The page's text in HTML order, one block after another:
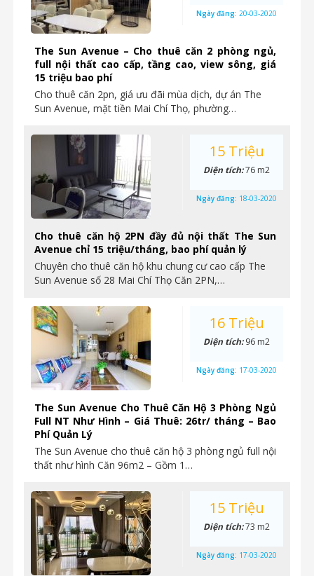
The Sun Avenue – Cho thuê căn 2 phòng ngủ,
full nội thất cao cấp, tầng cao, view sông, giá
15 triệu bao phí
Cho thuê căn 2pn, giá ưu đãi mùa dịch, dự án The
Sun Avenue, mặt tiền Mai Chí Thọ, phường…
Ngày đăng: 20-03-2020
Cho thuê căn hộ 2PN đầy đủ nội thất The Sun
Avenue chỉ 15 triệu/tháng, bao phí quản lý
Chuyên cho thuê căn hộ khu chung cư cao cấp The
Sun Avenue số 28 Mai Chí Thọ Căn 2PN,…
15 Triệu
Diện tích:76 m2
Ngày đăng: 18-03-2020
The Sun Avenue Cho Thuê Căn Hộ 3 Phòng Ngủ
Full NT Như Hình – Giá Thuê: 26tr/ tháng – Bao
Phí Quản Lý
The Sun Avenue cho thuê căn hộ 3 phòng ngủ full nội
thất như hình Căn 96m2 – Gồm 1…
16 Triệu
Diện tích:96 m2
Ngày đăng: 17-03-2020
15 Triệu
Diện tích:73 m2
Ngày đăng: 17-03-2020